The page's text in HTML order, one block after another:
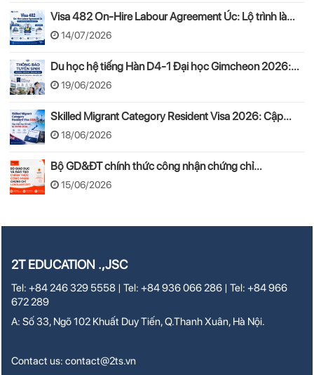
Visa 482 On-Hire Labour Agreement Úc: Lộ trình làm
việc hợp pháp theo mô hình On-Hire
14/07/2026
Du học hệ tiếng Hàn D4-1 Đại học Gimcheon 2026:
Tuyển sinh, chi phí, hồ sơ
19/06/2026
Skilled Migrant Category Resident Visa 2026: Cập
nhật thay đổi mới từ 24/08/2026
18/06/2026
Bộ GD&ĐT chính thức công nhận chứng chỉ
LANGUAGECERT tương đương Khung năng lực ngoại
ngữ 6 bậc Việt Nam
15/06/2026
2T EDUCATION .,JSC
Tel: +84 246 329 5558 | Tel: +84 936 066 286 | Tel: +84 966
672 289
A: Số 33, Ngõ 102 Khuất Duy Tiến, Q.Thanh Xuân, Hà Nội.
Contact us:contact@2ts.vn